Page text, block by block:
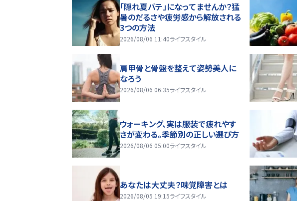
「隠れ夏バテ」になってませんか？猛
暑のだるさや疲労感から解放される
3つの方法
2026/08/06 11:40ライフスタイル
肩甲骨と骨盤を整えて姿勢美人に
なろう
2026/08/06 06:35ライフスタイル
ウォーキング、実は服装で疲れやす
さが変わる。季節別の正しい選び方
2026/08/06 05:00ライフスタイル
あなたは大丈夫？味覚障害とは
2026/08/05 19:15ライフスタイル